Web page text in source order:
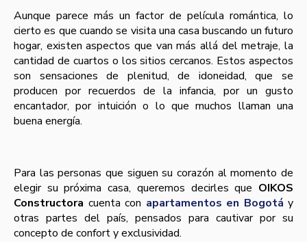
Aunque parece más un factor de película romántica, lo
cierto es que cuando se visita una casa buscando un futuro
hogar, existen aspectos que van más allá del metraje, la
cantidad de cuartos o los sitios cercanos. Estos aspectos
son sensaciones de plenitud, de idoneidad, que se
producen por recuerdos de la infancia, por un gusto
encantador, por intuición o lo que muchos llaman una
buena energía.
Para las personas que siguen su corazón al momento de
elegir su próxima casa, queremos decirles que OIKOS
Constructora cuenta con apartamentos en Bogotá y
otras partes del país, pensados para cautivar por su
concepto de confort y exclusividad.